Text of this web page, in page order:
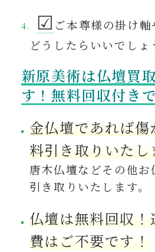
☑︎ ご本尊様の掛け
どうしたらいいでしょ
新原美術は仏壇買
す！無料回収付き
金仏壇であれば
料引き取りいたし
唐木仏壇などその他お
引き取りいたします。
仏壇は無料回収
費はご不要です！